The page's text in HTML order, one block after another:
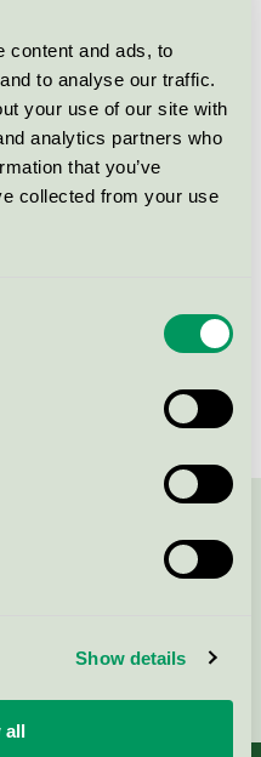
content and ads, to
to analyse our traffic.
your use of our site with
analytics partners who
that you’ve
collected from your use
Show details
all
och Asia
och Asia Spa /
och Asia
eller via formuläret: